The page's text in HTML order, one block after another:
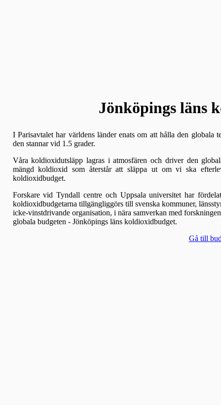
Jönköpings läns
I Parisavtalet har världens länder enats om att hålla den globala
den stannar vid 1.5 grader.
Våra koldioxidutsläpp lagras i atmosfären och driver den
mängd koldioxid som återstår att släppa ut om vi ska
koldioxidbudget.
Forskare vid Tyndall centre och Uppsala universitet har
koldioxidbudgetarna tillgängliggörs till svenska kommuner,
icke-vinstdrivande organisation, i nära samverkan med
globala budgeten - Jönköpings läns koldioxidbudget.
Gå till